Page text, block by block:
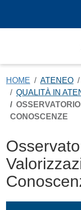
HOME ATENEO
QUALITÀ IN
CONOSCENZE